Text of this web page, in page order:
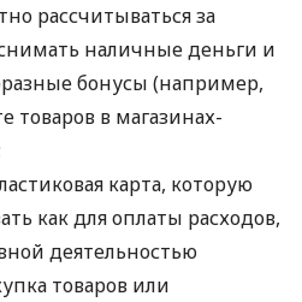
рассчитываться за
наличные деньги и
бонусы (например,
товаров в магазинах-
карта, которую
как для оплаты расходов,
деятельностью
товаров или